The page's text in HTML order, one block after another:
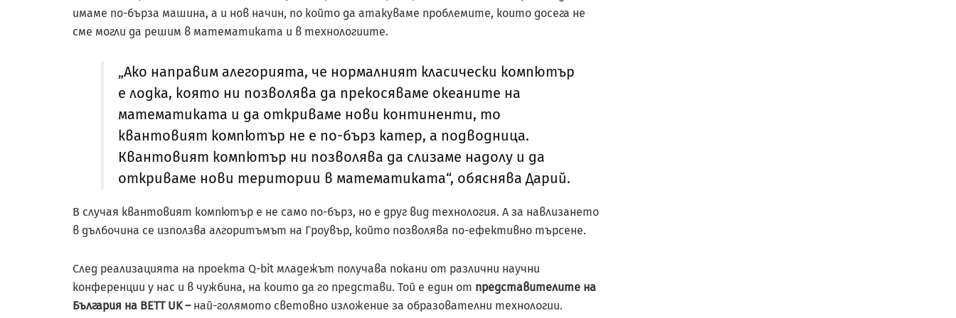
имаме по-бърза машина, а и нов начин, по който да атакуваме проблемите, които досега не
сме могли да решим в математиката и в технологиите.
„Ако направим алегорията, че нормалният класически компютър
е лодка, която ни позволява да прекосяваме океаните на
математиката и да откриваме нови континенти, то
квантовият компютър не е по-бърз катер, а подводница.
Квантовият компютър ни позволява да слизаме надолу и да
откриваме нови територии в математиката“, обяснява Дарий.
В случая квантовият компютър е не само по-бърз, но е друг вид технология. А за навлизането
в дълбочина се използва алгоритъмът на Гроувър, който позволява по-ефективно търсене.
След реализацията на проекта Q-bit младежът получава покани от различни научни
конференции у нас и в чужбина, на които да го представи. Той е един от представителите на
България на BETT UK –най-голямото световно изложение за образователни технологии.